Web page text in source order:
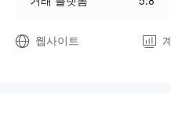
웹사이트